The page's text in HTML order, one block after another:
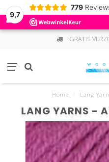
9,7
779
GRATIS
Home Lang
LANG YARNS -